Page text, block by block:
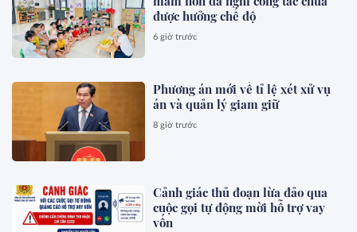
được hưởng chế độ
6 giờ trước
Phương án mới về tỉ lệ xét xử vụ
án và quản lý giam giữ
8 giờ trước
Cảnh giác thủ đoạn lừa đảo qua
cuộc gọi tự động mời hỗ trợ vay
vốn